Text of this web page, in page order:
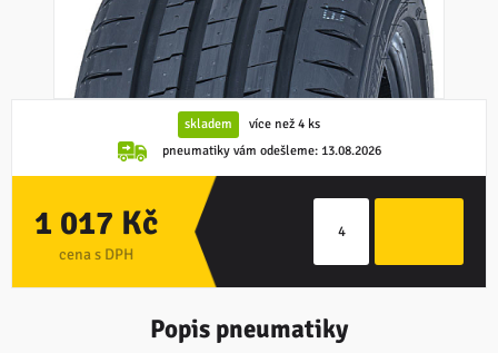
skladem
více než 4 ks
pneumatiky vám odešleme:13.08.2026
1 017 Kč
cena s DPH
Popis pneumatiky